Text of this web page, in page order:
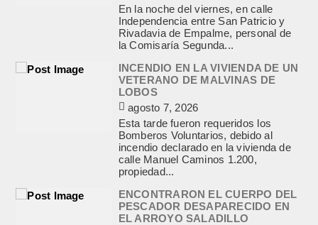
En la noche del viernes, en calle
Independencia entre San Patricio y
Rivadavia de Empalme, personal de
la Comisaría Segunda...
INCENDIO EN LA VIVIENDA DE UN
VETERANO DE MALVINAS DE
LOBOS
agosto 7, 2026
Esta tarde fueron requeridos los
Bomberos Voluntarios, debido al
incendio declarado en la vivienda de
calle Manuel Caminos 1.200,
propiedad...
ENCONTRARON EL CUERPO DEL
PESCADOR DESAPARECIDO EN
EL ARROYO SALADILLO